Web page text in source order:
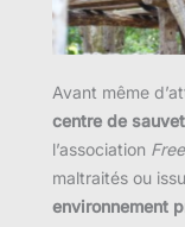
Avant même
centre de
l’association
maltraités ou
environnement